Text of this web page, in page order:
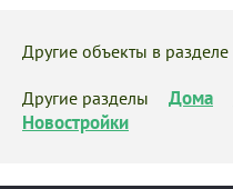
Другие объекты в разделе
Другие разделы Дома
Новостройки